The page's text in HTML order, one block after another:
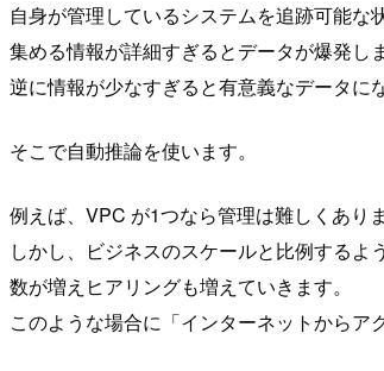
自身が管理しているシステムを追跡可能な
集める情報が詳細すぎるとデータが爆発しま
逆に情報が少なすぎると有意義なデータに
そこで自動推論を使います。
例えば、VPC が1つなら管理は難しくありま
しかし、ビジネスのスケールと比例するよ
数が増えヒアリングも増えていきます。
このような場合に「インターネットからア